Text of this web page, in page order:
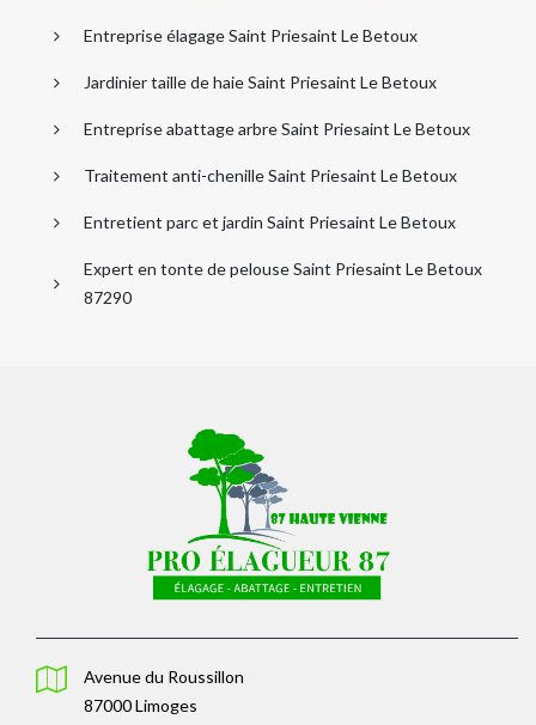
Entreprise élagage Saint Priesaint Le Betoux
Jardinier taille de haie Saint Priesaint Le Betoux
Entreprise abattage arbre Saint Priesaint Le Betoux
Traitement anti-chenille Saint Priesaint Le Betoux
Entretient parc et jardin Saint Priesaint Le Betoux
Expert en tonte de pelouse Saint Priesaint Le Betoux
87290
Avenue du Roussillon
87000 Limoges